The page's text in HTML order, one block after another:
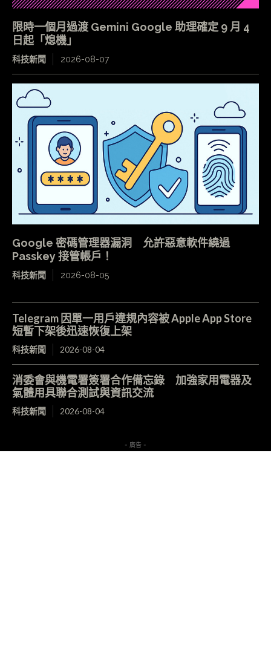
限時一個月過渡 Gemini Google 助理確定 9 月 4
日起「熄機」
科技新聞 2026-08-07
Google 密碼管理器漏洞 允許惡意軟件繞過
Passkey 接管帳戶！
科技新聞 2026-08-05
Telegram 因單一用戶違規內容被 Apple App Store
短暫下架後迅速恢復上架
科技新聞 2026-08-04
消委會與機電署簽署合作備忘錄 加強家用電器及
氣體用具聯合測試與資訊交流
科技新聞 2026-08-04
- 廣告 -